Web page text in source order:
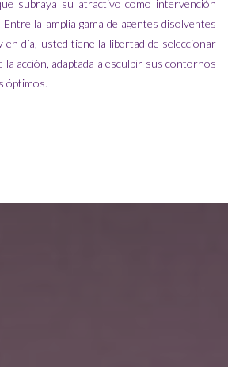
subraya su atractivo como intervención
la amplia gama de agentes disolventes
en día, usted tiene la libertad de seleccionar
la acción, adaptada a esculpir sus contornos
óptimos.